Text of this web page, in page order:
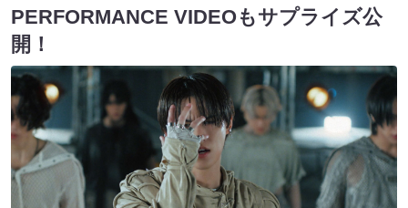
PERFORMANCE VIDEOもサプライズ公
開！